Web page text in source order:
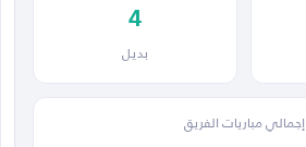
4
بديل
إجمالي مباريات الفريق